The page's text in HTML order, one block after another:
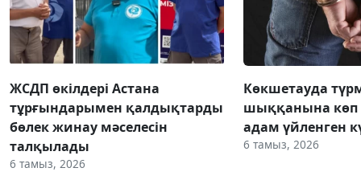
ЖСДП өкілдері Астана
тұрғындарымен қалдықтарды
бөлек жинау мәселесін
талқылады
6 тамыз, 2026
Көкшетауда
шыққанына көп
адам үйленген
6 тамыз, 2026